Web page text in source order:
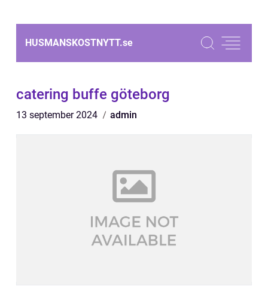
HUSMANSKOSTNYTT.se
catering buffe göteborg
13 september 2024 admin